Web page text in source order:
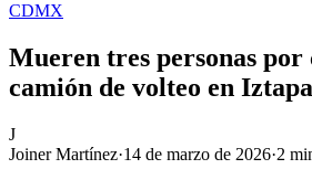
CDMX
Mueren tres personas por
camión de volteo en
J
Joiner Martínez·14 de marzo de 2026·2